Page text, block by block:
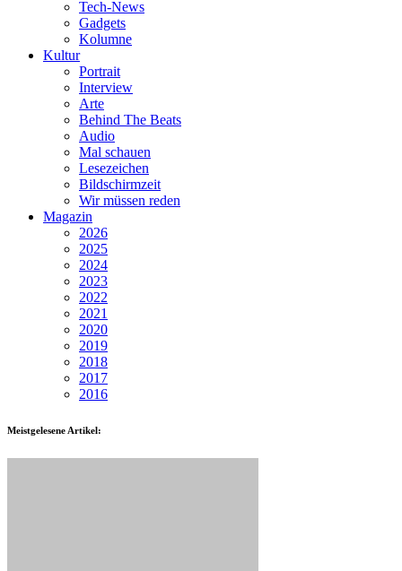
Tech-News
Gadgets
Kolumne
Kultur
Portrait
Interview
Arte
Behind The Beats
Audio
Mal schauen
Lesezeichen
Bildschirmzeit
Wir müssen reden
Magazin
2026
2025
2024
2023
2022
2021
2020
2019
2018
2017
2016
Meistgelesene Artikel: